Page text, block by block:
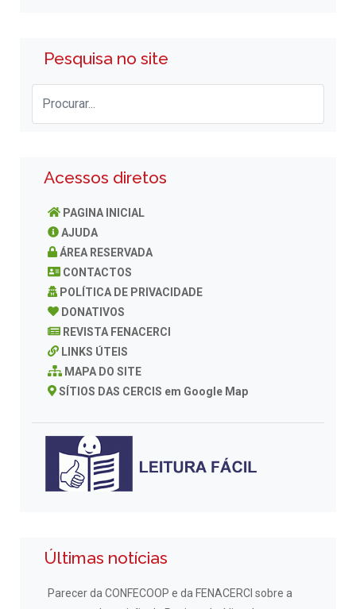
Pesquisa no site
Acessos diretos
PAGINA INICIAL
AJUDA
ÁREA RESERVADA
CONTACTOS
POLÍTICA DE PRIVACIDADE
DONATIVOS
REVISTA FENACERCI
LINKS ÚTEIS
MAPA DO SITE
SÍTIOS DAS CERCIS em Google Map
Últimas notícias
Parecer da CONFECOOP e da FENACERCI sobre a